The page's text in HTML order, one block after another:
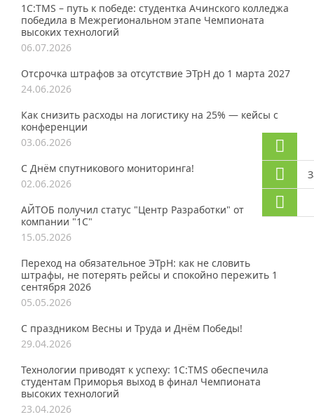
1С:TMS – путь к победе: студентка Ачинского колледжа
победила в Межрегиональном этапе Чемпионата
высоких технологий
06.07.2026
Отсрочка штрафов за отсутствие ЭТрН до 1 марта 2027
24.06.2026
Как снизить расходы на логистику на 25% — кейсы с
конференции
03.06.2026
С Днём спутникового мониторинга!
02.06.2026
АЙТОБ получил статус "Центр Разработки" от
компании "1С"
15.05.2026
Переход на обязательное ЭТрН: как не словить
штрафы, не потерять рейсы и спокойно пережить 1
сентября 2026
05.05.2026
С праздником Весны и Труда и Днём Победы!
29.04.2026
Технологии приводят к успеху: 1С:TMS обеспечила
студентам Приморья выход в финал Чемпионата
высоких технологий
23.04.2026